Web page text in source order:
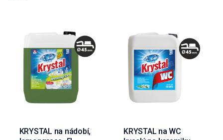
KRYSTAL na nádobí,
KRYSTAL na WC